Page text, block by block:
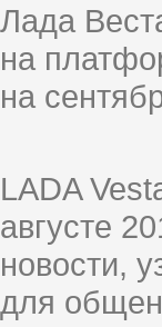
Лада
на
на
LADA
августе
новости,
для